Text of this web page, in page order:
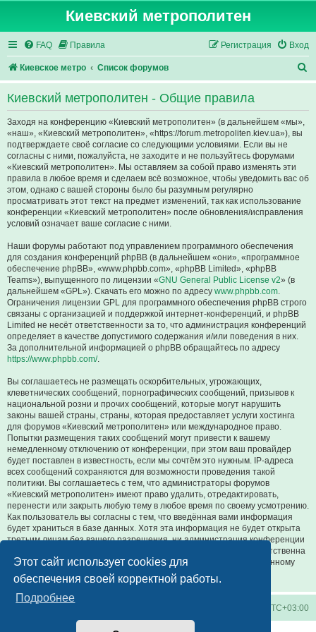
Этот сайт использует cookies для
обеспечения своей корректной работы.
Подробнее
Киевский метрополитен
FAQ Правила Вход
Регистрация
Киевское метро Список форумов
о
Киевский метрополитен - Общие правила
Заходя на конференцию «Киевский метрополитен» (в дальнейшем «мы»,
«наш», «Киевский метрополитен», «https://forum.metropoliten.kiev.ua»), вы
подтверждаете своё согласие со следующими условиями. Если вы не
согласны с ними, пожалуйста, не заходите и не пользуйтесь форумами
«Киевский метрополитен». Мы оставляем за собой право изменять эти
правила в любое время и сделаем всё возможное, чтобы уведомить вас об
этом, однако с вашей стороны было бы разумным регулярно
просматривать этот текст на предмет изменений, так как использование
конференции «Киевский метрополитен» после обновления/исправления
условий означает ваше согласие с ними.
Наши форумы работают под управлением программного обеспечения
для создания конференций phpBB (в дальнейшем «они», «программное
обеспечение phpBB», «www.phpbb.com», «phpBB Limited», «phpBB
Teams»), выпущенного по лицензии «GNU General Public License v2» (в
дальнейшем «GPL»). Скачать его можно по адресу www.phpbb.com.
Ограничения лицензии GPL для программного обеспечения phpBB строго
связаны с организацией и поддержкой интернет-конференций, и phpBB
Limited не несёт ответственности за то, что администрация конференций
определяет в качестве допустимого содержания и/или поведения в них.
За дополнительной информацией о phpBB обращайтесь по адресу
https://www.phpbb.com/.
Вы соглашаетесь не размещать оскорбительных, угрожающих,
клеветнических сообщений, порнографических сообщений, призывов к
национальной розни и прочих сообщений, которые могут нарушить
законы вашей страны, страны, которая предоставляет услуги хостинга
для форумов «Киевский метрополитен» или международное право.
Попытки размещения таких сообщений могут привести к вашему
немедленному отключению от конференции, при этом ваш провайдер
будет поставлен в известность, если мы сочтём это нужным. IP-адреса
всех сообщений сохраняются для возможности проведения такой
политики. Вы соглашаетесь с тем, что администраторы форумов
«Киевский метрополитен» имеют право удалить, отредактировать,
перенести или закрыть любую тему в любое время по своему усмотрению.
Как пользователь вы согласны с тем, что введённая вами информация
будет храниться в базе данных. Хотя эта информация не будет открыта
третьим лицам без вашего разрешения, ни администрация конференции
«Киевский метрополитен», ни phpBB Limited не может быть ответственна
за действия хакеров, которые могут привести к несанкционированному
доступу к ней.
UTC+03:00